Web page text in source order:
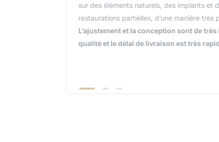
sur des éléments naturels, des implants et des
restaurations partielles, d’une manière très prévisible.
L’ajustement et la conception sont de très haute
qualité et le délai de livraison est très rapide.